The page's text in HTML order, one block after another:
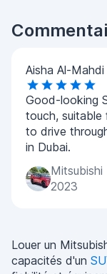
Aisha Al-Mahdi
Good-looking
touch,
to drive
in Dubai.
2023
Louer un
capacités d'un